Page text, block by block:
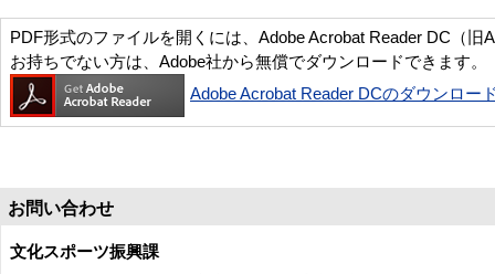
PDF形式のファイルを開くには、Adobe Acrobat Reader DC（旧
お持ちでない方は、Adobe社から無償でダウンロードできます。
Adobe Acrobat Reader DCのダウンロー
お問い合わせ
文化スポーツ振興課